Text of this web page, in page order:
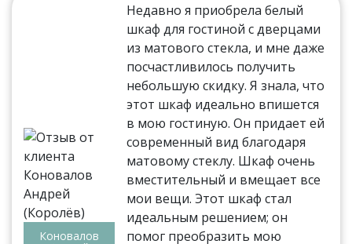
Коновалов
Недавно я приобрела белый
шкаф для гостиной с дверцами
из матового стекла, и мне даже
посчастливилось получить
небольшую скидку. Я знала, что
этот шкаф идеально впишется
в мою гостиную. Он придает ей
современный вид благодаря
матовому стеклу. Шкаф очень
вместительный и вмещает все
мои вещи. Этот шкаф стал
идеальным решением; он
помог преобразить мою